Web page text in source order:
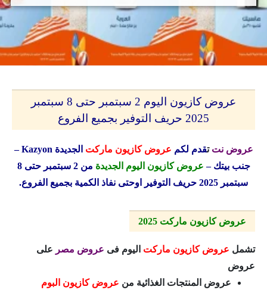
عروض كازيون اليوم 2 سبتمبر حتى 8 سبتمبر
2025 حريف التوفير بجميع الفروع
عروض نت تقدم لكم عروض كازيون ماركت الجديدة Kazyon
–
جنب بيتك – عروض كازيون اليوم الجديدة
من 2 سبتمبر حتى 8
سبتمبر 2025 حريف التوفير اوحتى نفاذ الكمية بجميع الفروع.
عروض كازيون ماركت 2025
تشمل عروض كازيون ماركت اليوم فى عروض مصر على
عروض
عروض المنتجات الغذائية من عروض كازيون البوم